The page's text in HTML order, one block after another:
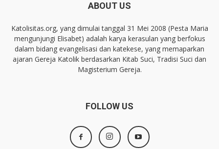
ABOUT US
Katolisitas.org, yang dimulai tanggal 31 Mei 2008 (Pesta Maria
mengunjungi Elisabet) adalah karya kerasulan yang berfokus
dalam bidang evangelisasi dan katekese, yang memaparkan
ajaran Gereja Katolik berdasarkan Kitab Suci, Tradisi Suci dan
Magisterium Gereja.
FOLLOW US